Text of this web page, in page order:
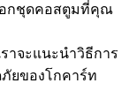
อกชุดคอสตูมที่คุณ
าจะแนะนำวิธีการ
ยของโกคาร์ท